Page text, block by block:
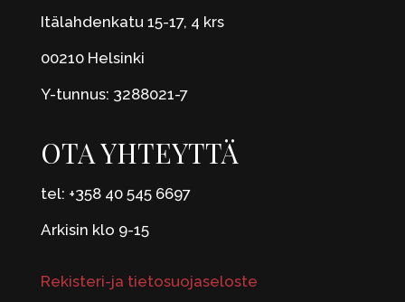
Itälahdenkatu 15-17, 4 krs
00210 Helsinki
Y-tunnus: 3288021-7
OTA YHTEYTTÄ
tel: +358 40 545 6697
Arkisin klo 9-15
Rekisteri-ja tietosuojaseloste